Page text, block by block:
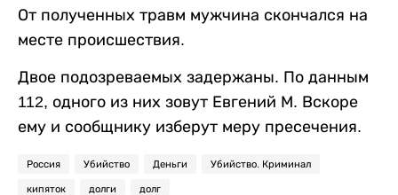
От полученных травм мужчина скончался на
месте происшествия.
Двое подозреваемых задержаны. По данным
112, одного из них зовут Евгений М. Вскоре
ему и сообщнику изберут меру пресечения.
Россия Убийство Деньги Убийство. Криминал
кипяток долги долг